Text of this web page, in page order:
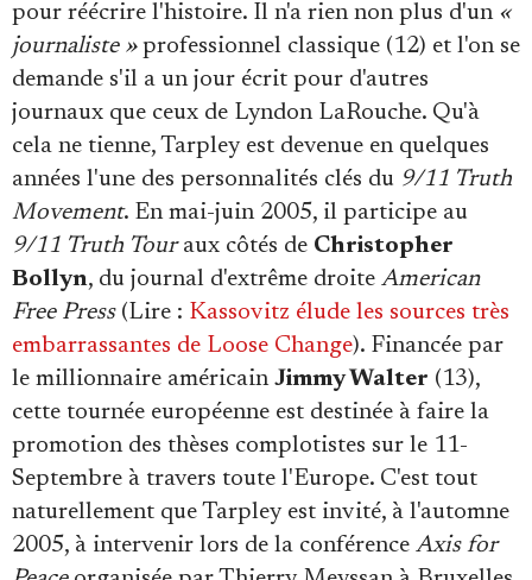
pour réécrire l'histoire. Il n'a rien non plus d'un «
journaliste »professionnel classique (12) et l'on se
demande s'il a un jour écrit pour d'autres
journaux que ceux de Lyndon LaRouche. Qu'à
cela ne tienne, Tarpley est devenue en quelques
années l'une des personnalités clés du 9/11 Truth
Movement. En mai-juin 2005, il participe au
9/11 Truth Touraux côtés de Christopher
Bollyn, du journal d'extrême droite American
Free Press(Lire : Kassovitz élude les sources très
embarrassantes de Loose Change). Financée par
le millionnaire américain Jimmy Walter (13),
cette tournée européenne est destinée à faire la
promotion des thèses complotistes sur le 11-
Septembre à travers toute l'Europe. C'est tout
naturellement que Tarpley est invité, à l'automne
2005, à intervenir lors de la conférence Axis for